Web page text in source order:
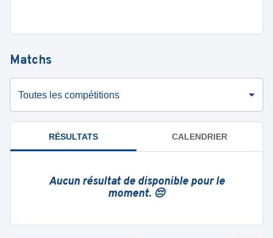
Matchs
Toutes les compétitions
RÉSULTATS CALENDRIER
Aucun résultat de disponible pour le
moment. 😔